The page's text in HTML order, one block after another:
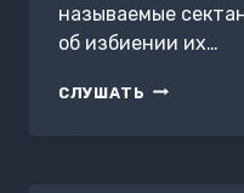
называемые
об избиении их…
СЛУШАТЬ ГОНЕНИЕ